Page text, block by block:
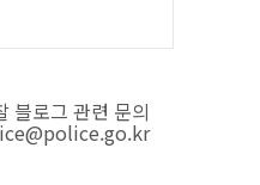
블로그 관련 문의